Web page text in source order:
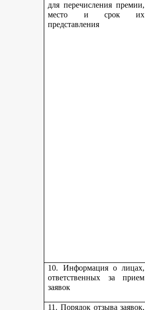
для перечисления премии,
место и срок их
представления
10. Информация о лицах,
ответственных за прием
заявок
11. Порядок отзыва заявок,